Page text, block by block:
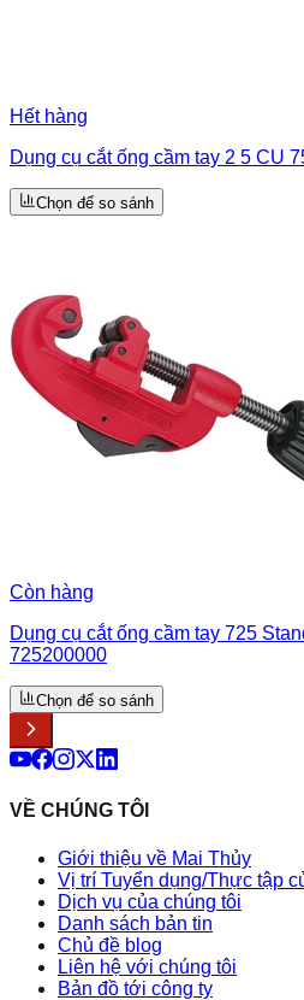
Hết hàng
Dụng cụ cắt ống cầm tay 2 5 CU
Chọn để so sánh
Còn hàng
Dụng cụ cắt ống cầm tay 725
725200000
Chọn để so sánh
VỀ CHÚNG TÔI
Giới thiệu về Mai Thủy
Vị trí Tuyển dụng/Thực tập
Dịch vụ của chúng tôi
Danh sách bản tin
Chủ đề blog
Liên hệ với chúng tôi
Bản đồ tới công ty